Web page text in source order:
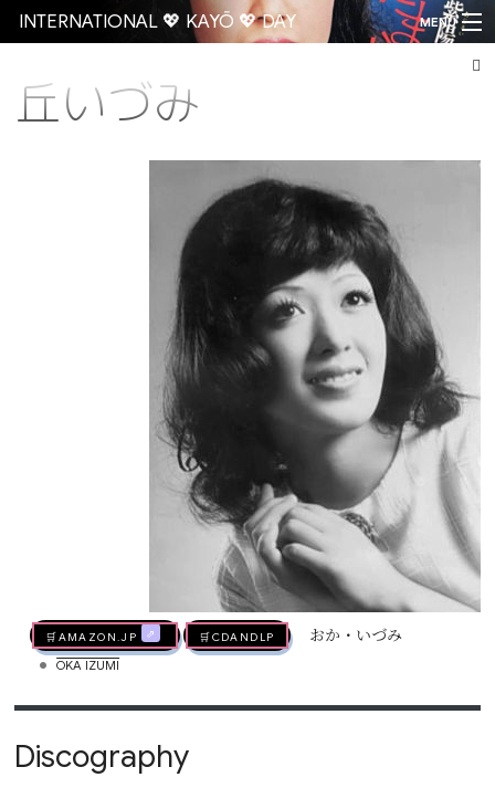
INTERNATIONAL 💖 KAYŌ 💖 DAY MENU
丘いづみ
🛒AMAZON.jp 🛒CDandLP おか・いづみ
• OKA IZUMI
Discography